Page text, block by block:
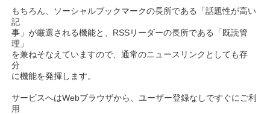
もちろん、ソーシャルブックマークの長所である「話題性が高い
記
事」が厳選される機能と、RSSリーダーの長所である「既読管
理」
を兼ねそなえていますので、通常のニュースリンクとしても存
分
に機能を発揮します。
サービスへはWebブラウザから、ユーザー登録なしですぐにご利
用